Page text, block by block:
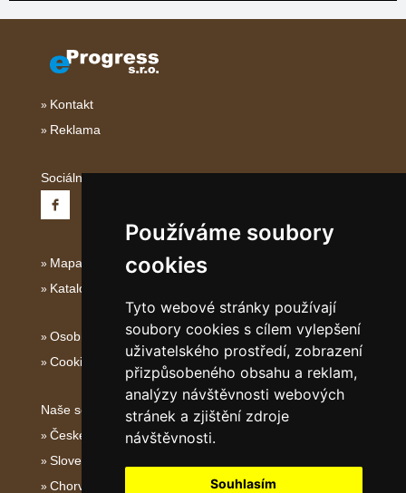
Používáme soubory
cookies
Tyto webové stránky používají
soubory cookies s cílem vylepšení
uživatelského prostředí, zobrazení
přizpůsobeného obsahu a reklam,
analýzy návštěvnosti webových
stránek a zjištění zdroje
návštěvnosti.
Souhlasím
Kontakt
Reklama
Sociální sítě:
Mapa serveru Severní Itálie
Katalog ubytování
Osobní údaje
Cookies
Naše servery:
České hory
Slovenské hory
Chorvatsko